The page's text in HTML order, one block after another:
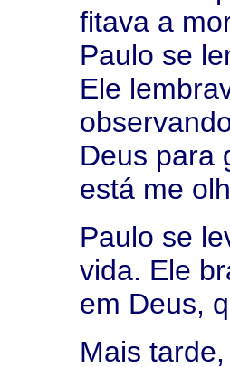
fitava a
Paulo se
Ele
Deus para
está me
Paulo se
vida. Ele
em Deus,
Mais